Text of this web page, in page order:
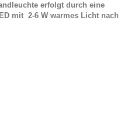
erfolgt durch eine
mit 2-6 W warmes Licht nach